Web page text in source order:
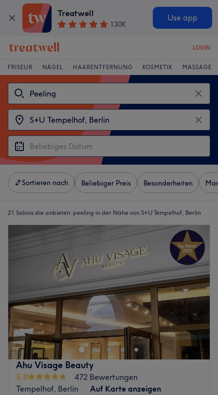
Treatwell
130K
Use app
LOGIN
FRISEUR NÄGEL HAARENTFERNUNG KOSMETIK MASSAGE
Sortieren nach Beliebiger Preis Besonderheiten
21 Salons die anbieten: peeling in der Nähe von S+U Tempelhof, Berlin
Ahu Visage Beauty
5,0
472 Bewertungen
Tempelhof, Berlin
Auf Karte anzeigen